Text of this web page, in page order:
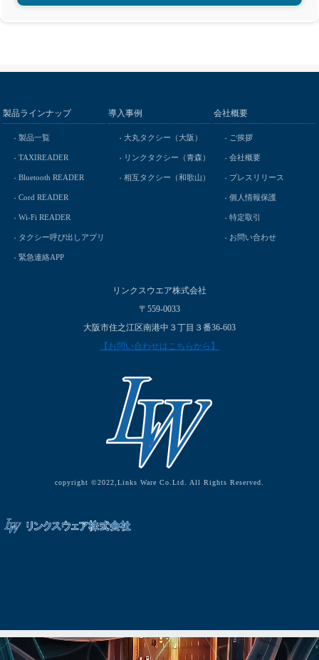
製品ラインナップ
製品一覧
TAXIREADER
Bluetooth READER
Cord READER
Wi-Fi READER
タクシー呼び出しアプリ
緊急連絡APP
導入事例
大丸タクシー（大阪）
リンクタクシー（青森）
相互タクシー（和歌山）
会社概要
ご挨拶
会社概要
プレスリリース
個人情報保護
特定取引
お問い合わせ
リンクスウエア株式会社
〒559-0033
大阪市住之江区南港中３丁目３番36-603
【お問い合わせはこちらから】
copyright ©2022,Links Ware Co.Ltd. All Rights Reserved.